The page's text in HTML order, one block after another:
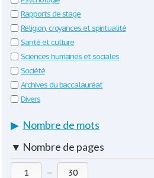
Rapports de stage
Religion, croyances et spiritualité
Santé et culture
Sciences humaines et sociales
Société
Archives du baccalauréat
Divers
▶ Nombre de mots
▼ Nombre de pages
—